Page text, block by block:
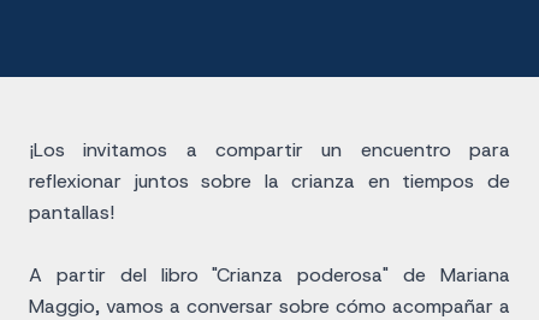
¡Los invitamos a compartir un encuentro para
reflexionar juntos sobre la crianza en tiempos de
pantallas!
A partir del libro "Crianza poderosa" de Mariana
Maggio, vamos a conversar sobre cómo acompañar a